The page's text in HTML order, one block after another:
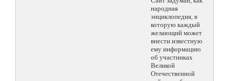
народная
энциклопедия, в
которую каждый
желающий может
внести известную
ему информацию
об участниках
Великой
Отечественной